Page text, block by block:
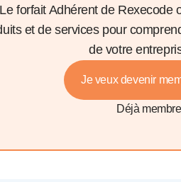
Le forfait Adhérent de Rexecode
et de services pour
de votre
Je veux devenir
Déjà